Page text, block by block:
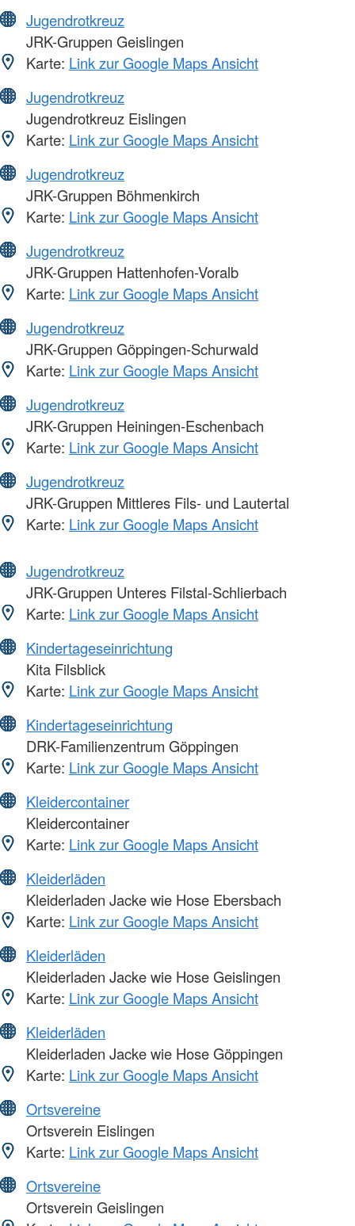
Jugendrotkreuz
JRK-Gruppen Geislingen
Karte: Link zur Google Maps Ansicht
Jugendrotkreuz
Jugendrotkreuz Eislingen
Karte: Link zur Google Maps Ansicht
Jugendrotkreuz
JRK-Gruppen Böhmenkirch
Karte: Link zur Google Maps Ansicht
Jugendrotkreuz
JRK-Gruppen Hattenhofen-Voralb
Karte: Link zur Google Maps Ansicht
Jugendrotkreuz
JRK-Gruppen Göppingen-Schurwald
Karte: Link zur Google Maps Ansicht
Jugendrotkreuz
JRK-Gruppen Heiningen-Eschenbach
Karte: Link zur Google Maps Ansicht
Jugendrotkreuz
JRK-Gruppen Mittleres Fils- und Lautertal
Karte: Link zur Google Maps Ansicht
Jugendrotkreuz
JRK-Gruppen Unteres Filstal-Schlierbach
Karte: Link zur Google Maps Ansicht
Kindertageseinrichtung
Kita Filsblick
Karte: Link zur Google Maps Ansicht
Kindertageseinrichtung
DRK-Familienzentrum Göppingen
Karte: Link zur Google Maps Ansicht
Kleidercontainer
Kleidercontainer
Karte: Link zur Google Maps Ansicht
Kleiderläden
Kleiderladen Jacke wie Hose Ebersbach
Karte: Link zur Google Maps Ansicht
Kleiderläden
Kleiderladen Jacke wie Hose Geislingen
Karte: Link zur Google Maps Ansicht
Kleiderläden
Kleiderladen Jacke wie Hose Göppingen
Karte: Link zur Google Maps Ansicht
Ortsvereine
Ortsverein Eislingen
Karte: Link zur Google Maps Ansicht
Ortsvereine
Ortsverein Geislingen